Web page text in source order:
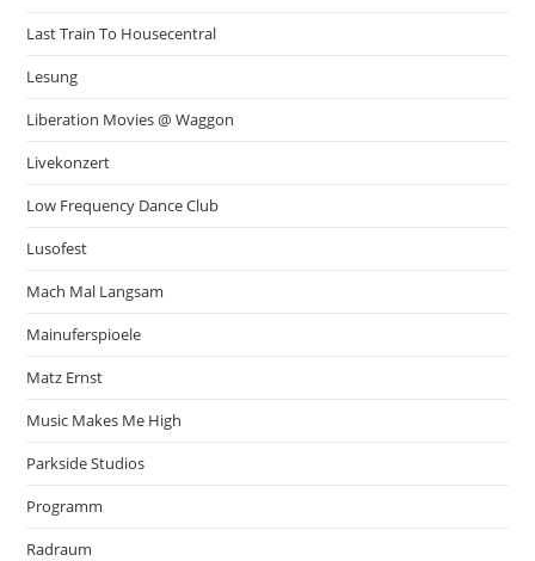
Last Train To Housecentral
Lesung
Liberation Movies @ Waggon
Livekonzert
Low Frequency Dance Club
Lusofest
Mach Mal Langsam
Mainuferspioele
Matz Ernst
Music Makes Me High
Parkside Studios
Programm
Radraum